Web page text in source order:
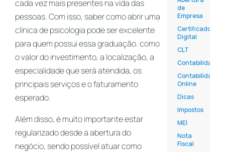
cada vez mais presentes na vida das
pessoas. Com isso, saber como abrir uma
clínica de psicologia pode ser excelente
para quem possui essa graduação.como
o valor do investimento, a localização, a
especialidade que será atendida, os
principais serviços e o faturamento
esperado.
Além disso, é muito importante estar
regularizado desde a abertura do
negócio, sendo possível atuar como
de
Empresa
Certificado
Digital
CLT
Contabilidade
Contabilidade
Online
Dicas
Impostos
MEI
Nota
Fiscal